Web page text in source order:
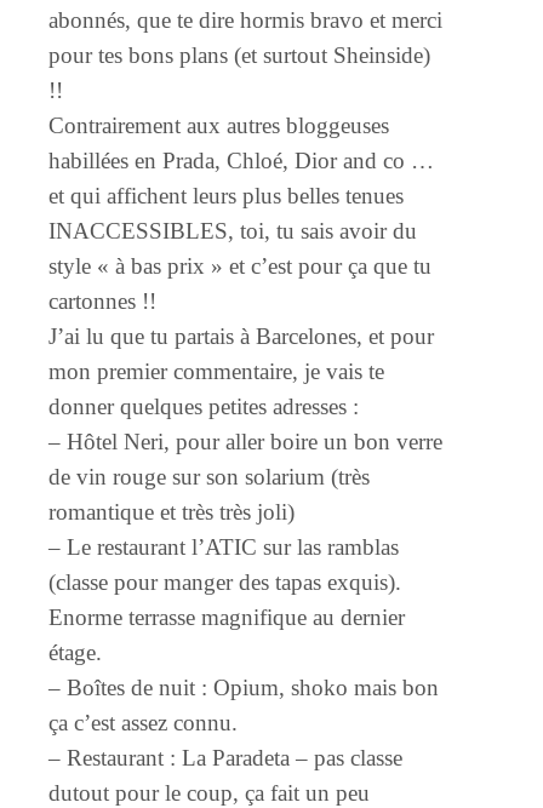
abonnés, que te dire hormis bravo et merci
pour tes bons plans (et surtout Sheinside)
!!
Contrairement aux autres bloggeuses
habillées en Prada, Chloé, Dior and co …
et qui affichent leurs plus belles tenues
INACCESSIBLES, toi, tu sais avoir du
style « à bas prix » et c’est pour ça que tu
cartonnes !!
J’ai lu que tu partais à Barcelones, et pour
mon premier commentaire, je vais te
donner quelques petites adresses :
– Hôtel Neri, pour aller boire un bon verre
de vin rouge sur son solarium (très
romantique et très très joli)
– Le restaurant l’ATIC sur las ramblas
(classe pour manger des tapas exquis).
Enorme terrasse magnifique au dernier
étage.
– Boîtes de nuit : Opium, shoko mais bon
ça c’est assez connu.
– Restaurant : La Paradeta – pas classe
dutout pour le coup, ça fait un peu